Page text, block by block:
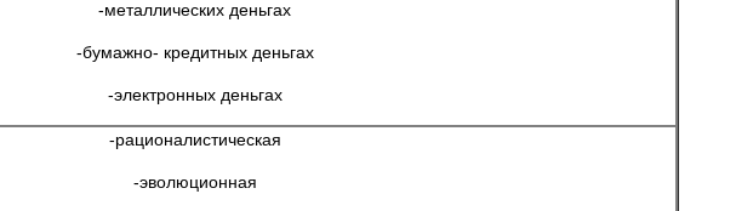
-металлических деньгах
-бумажно- кредитных деньгах
-электронных деньгах
-рационалистическая
-эволюционная